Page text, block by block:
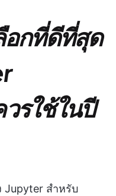
อกที่ดีที่สุด
รใช้ในปี
Jupyter สำหรับ